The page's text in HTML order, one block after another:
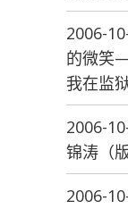
2006-
的微笑
我在监
2006-
锦涛（
2006-